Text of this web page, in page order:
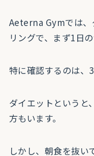
Aeterna Gymでは、
リングで、まず1日
特に確認するのは、
ダイエットというと
方もいます。
しかし、朝食を抜い